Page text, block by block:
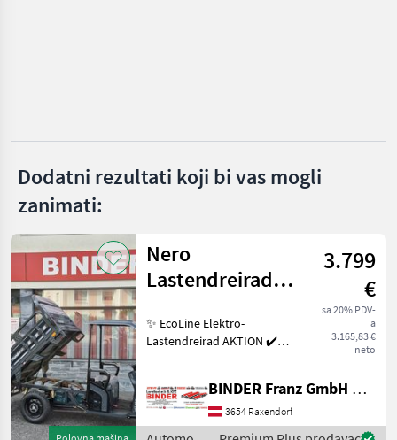
Nissan
sve
(19)
MARKETPLACE
Marketplace
Ponude
trgovaca
Oglasi
Dodatni rezultati koji bi vas mogli
zanimati:
Nero
Lastendreirad
TukTuk
3.799
€
sa 20% PDV-
a
3.165,83 €
neto
✨ EcoLine Elektro-
Lastendreirad AKTION ✔️
Ausführung ✔️ mit 45km/h
und Dach ✔️ optimal für
jeden Betrieb, Hof oder
BINDER Franz GmbH & CoKG
3654 Raxendorf